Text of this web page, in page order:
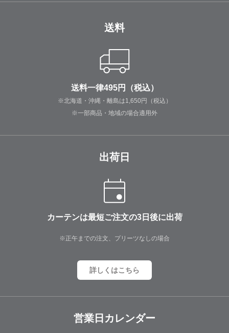
送料
送料一律495円（税込）
※北海道・沖縄・離島は1,650円（税込）
※一部商品・地域の場合適用外
出荷日
カーテンは最短ご注文の3日後に出荷
※正午までの注文、プリーツなしの場合
詳しくはこちら
営業日カレンダー